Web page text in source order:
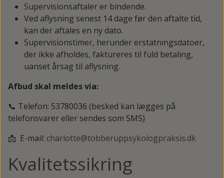
Supervisionsaftaler er bindende.
Ved aflysning senest 14 dage før den aftalte tid,
kan der aftales en ny dato.
Supervisionstimer, herunder erstatningsdatoer,
der ikke afholdes, faktureres til fuld betaling,
uanset årsag til aflysning.
Afbud skal meldes via:
📞 Telefon: 53780036 (besked kan lægges på
telefonsvarer eller sendes som SMS)
📩 E-mail: charlotte@tobberuppsykologpraksis.dk
Kvalitetssikring